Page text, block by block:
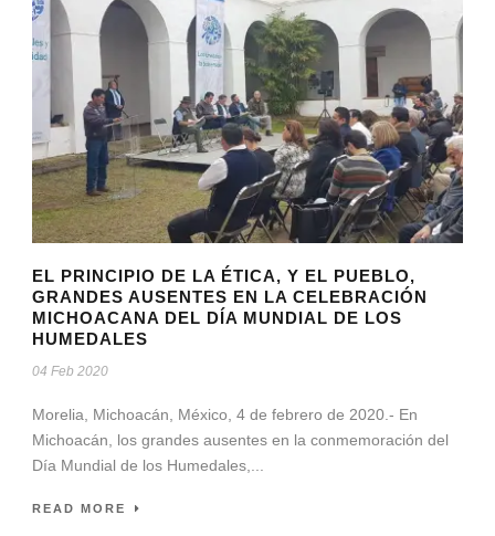
EL PRINCIPIO DE LA ÉTICA, Y EL PUEBLO,
GRANDES AUSENTES EN LA CELEBRACIÓN
MICHOACANA DEL DÍA MUNDIAL DE LOS
HUMEDALES
04 Feb 2020
Morelia, Michoacán, México, 4 de febrero de 2020.- En
Michoacán, los grandes ausentes en la conmemoración del
Día Mundial de los Humedales,...
READ MORE